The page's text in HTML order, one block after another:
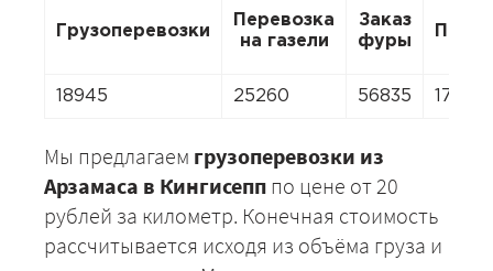
Грузоперевозки
Перевозка
на газели
Заказ
фуры
18945 25260 56835 17682
Мы предлагаем грузоперевозки из
Арзамаса в Кингисепп по цене от 20
рублей за километр. Конечная стоимость
рассчитывается исходя из объёма груза и